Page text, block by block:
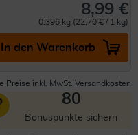
8,99 €
0.396 kg (22,70 € / 1 kg)
In den Warenkorb
Preise inkl. MwSt. Versandkosten
80
Bonuspunkte sichern